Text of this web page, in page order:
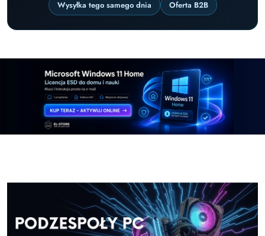
Wysyłka tego samego dnia
Oferta B2B
Pomiń karuzelę promocyjną